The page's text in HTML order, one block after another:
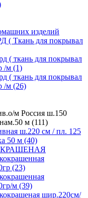
изделий
для покрывал
( ткань для покрывал
/м (1)
( ткань для покрывал
/м (26)
м Россия ш.150
м (111)
ш.220 см / пл. 125
50 м (40)
(23)
м (39)
шир.220см/